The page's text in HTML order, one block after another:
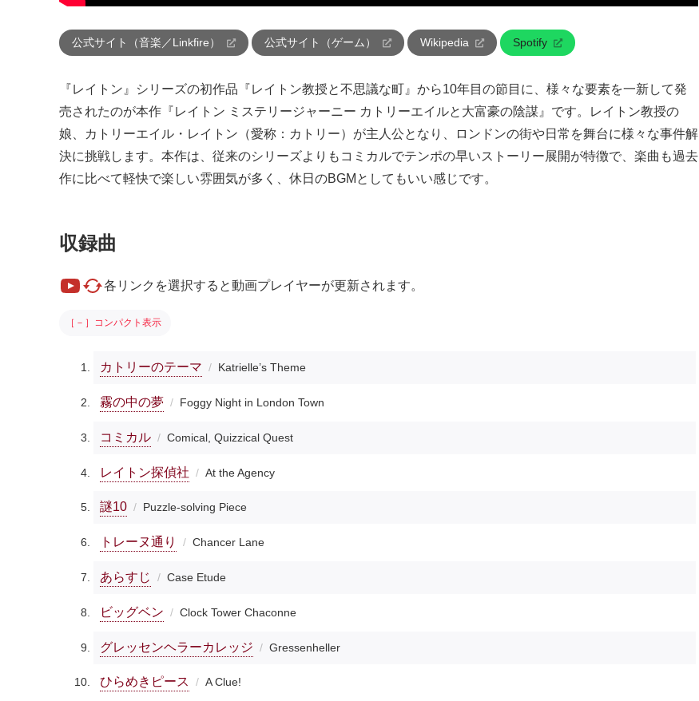
『レイトン』シリーズの初作品『レイトン教授と不思議な町』から10年目の節目に、様々な要素を一新して発
売されたのが本作『レイトン ミステリージャーニー カトリーエイルと大富豪の陰謀』です。レイトン教授の
娘、カトリーエイル・レイトン（愛称：カトリー）が主人公となり、ロンドンの街や日常を舞台に様々な事件解
決に挑戦します。本作は、従来のシリーズよりもコミカルでテンポの早いストーリー展開が特徴で、楽曲も過去
作に比べて軽快で楽しい雰囲気が多く、休日のBGMとしてもいい感じです。
収録曲
各リンクを選択すると動画プレイヤーが更新されます。
［－］コンパクト表示
カトリーのテーマ Katrielle’s Theme
霧の中の夢 Foggy Night in London Town
コミカル Comical, Quizzical Quest
レイトン探偵社 At the Agency
謎10 Puzzle-solving Piece
トレーヌ通り Chancer Lane
あらすじ Case Etude
ビッグベン Clock Tower Chaconne
グレッセンヘラーカレッジ Gressenheller
ひらめきピース A Clue!
公式サイト（音楽／Linkfire） 公式サイト（ゲーム） Wikipedia Spotify